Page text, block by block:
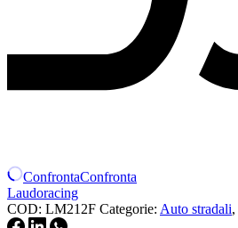
ConfrontaConfronta
Laudoracing
COD: LM212F Categorie: Auto stradali,